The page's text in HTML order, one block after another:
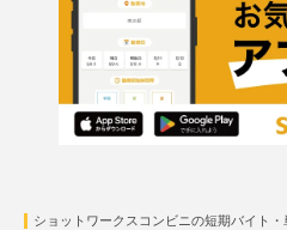
ショットワークスコンビニの短期バイト